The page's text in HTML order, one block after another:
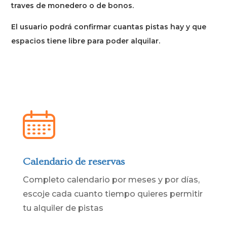
traves de monedero o de bonos.
El usuario podrá confirmar cuantas pistas hay y que
espacios tiene libre para poder alquilar.
Calendario de reservas
Completo calendario por meses y por días,
escoje cada cuanto tiempo quieres permitir
tu alquiler de pistas